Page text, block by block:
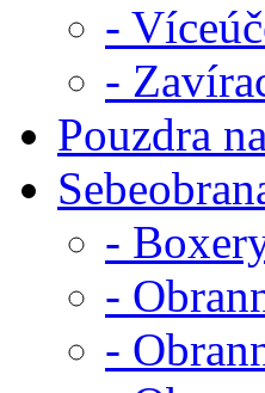
-
-
Pouzdra
-
-
-